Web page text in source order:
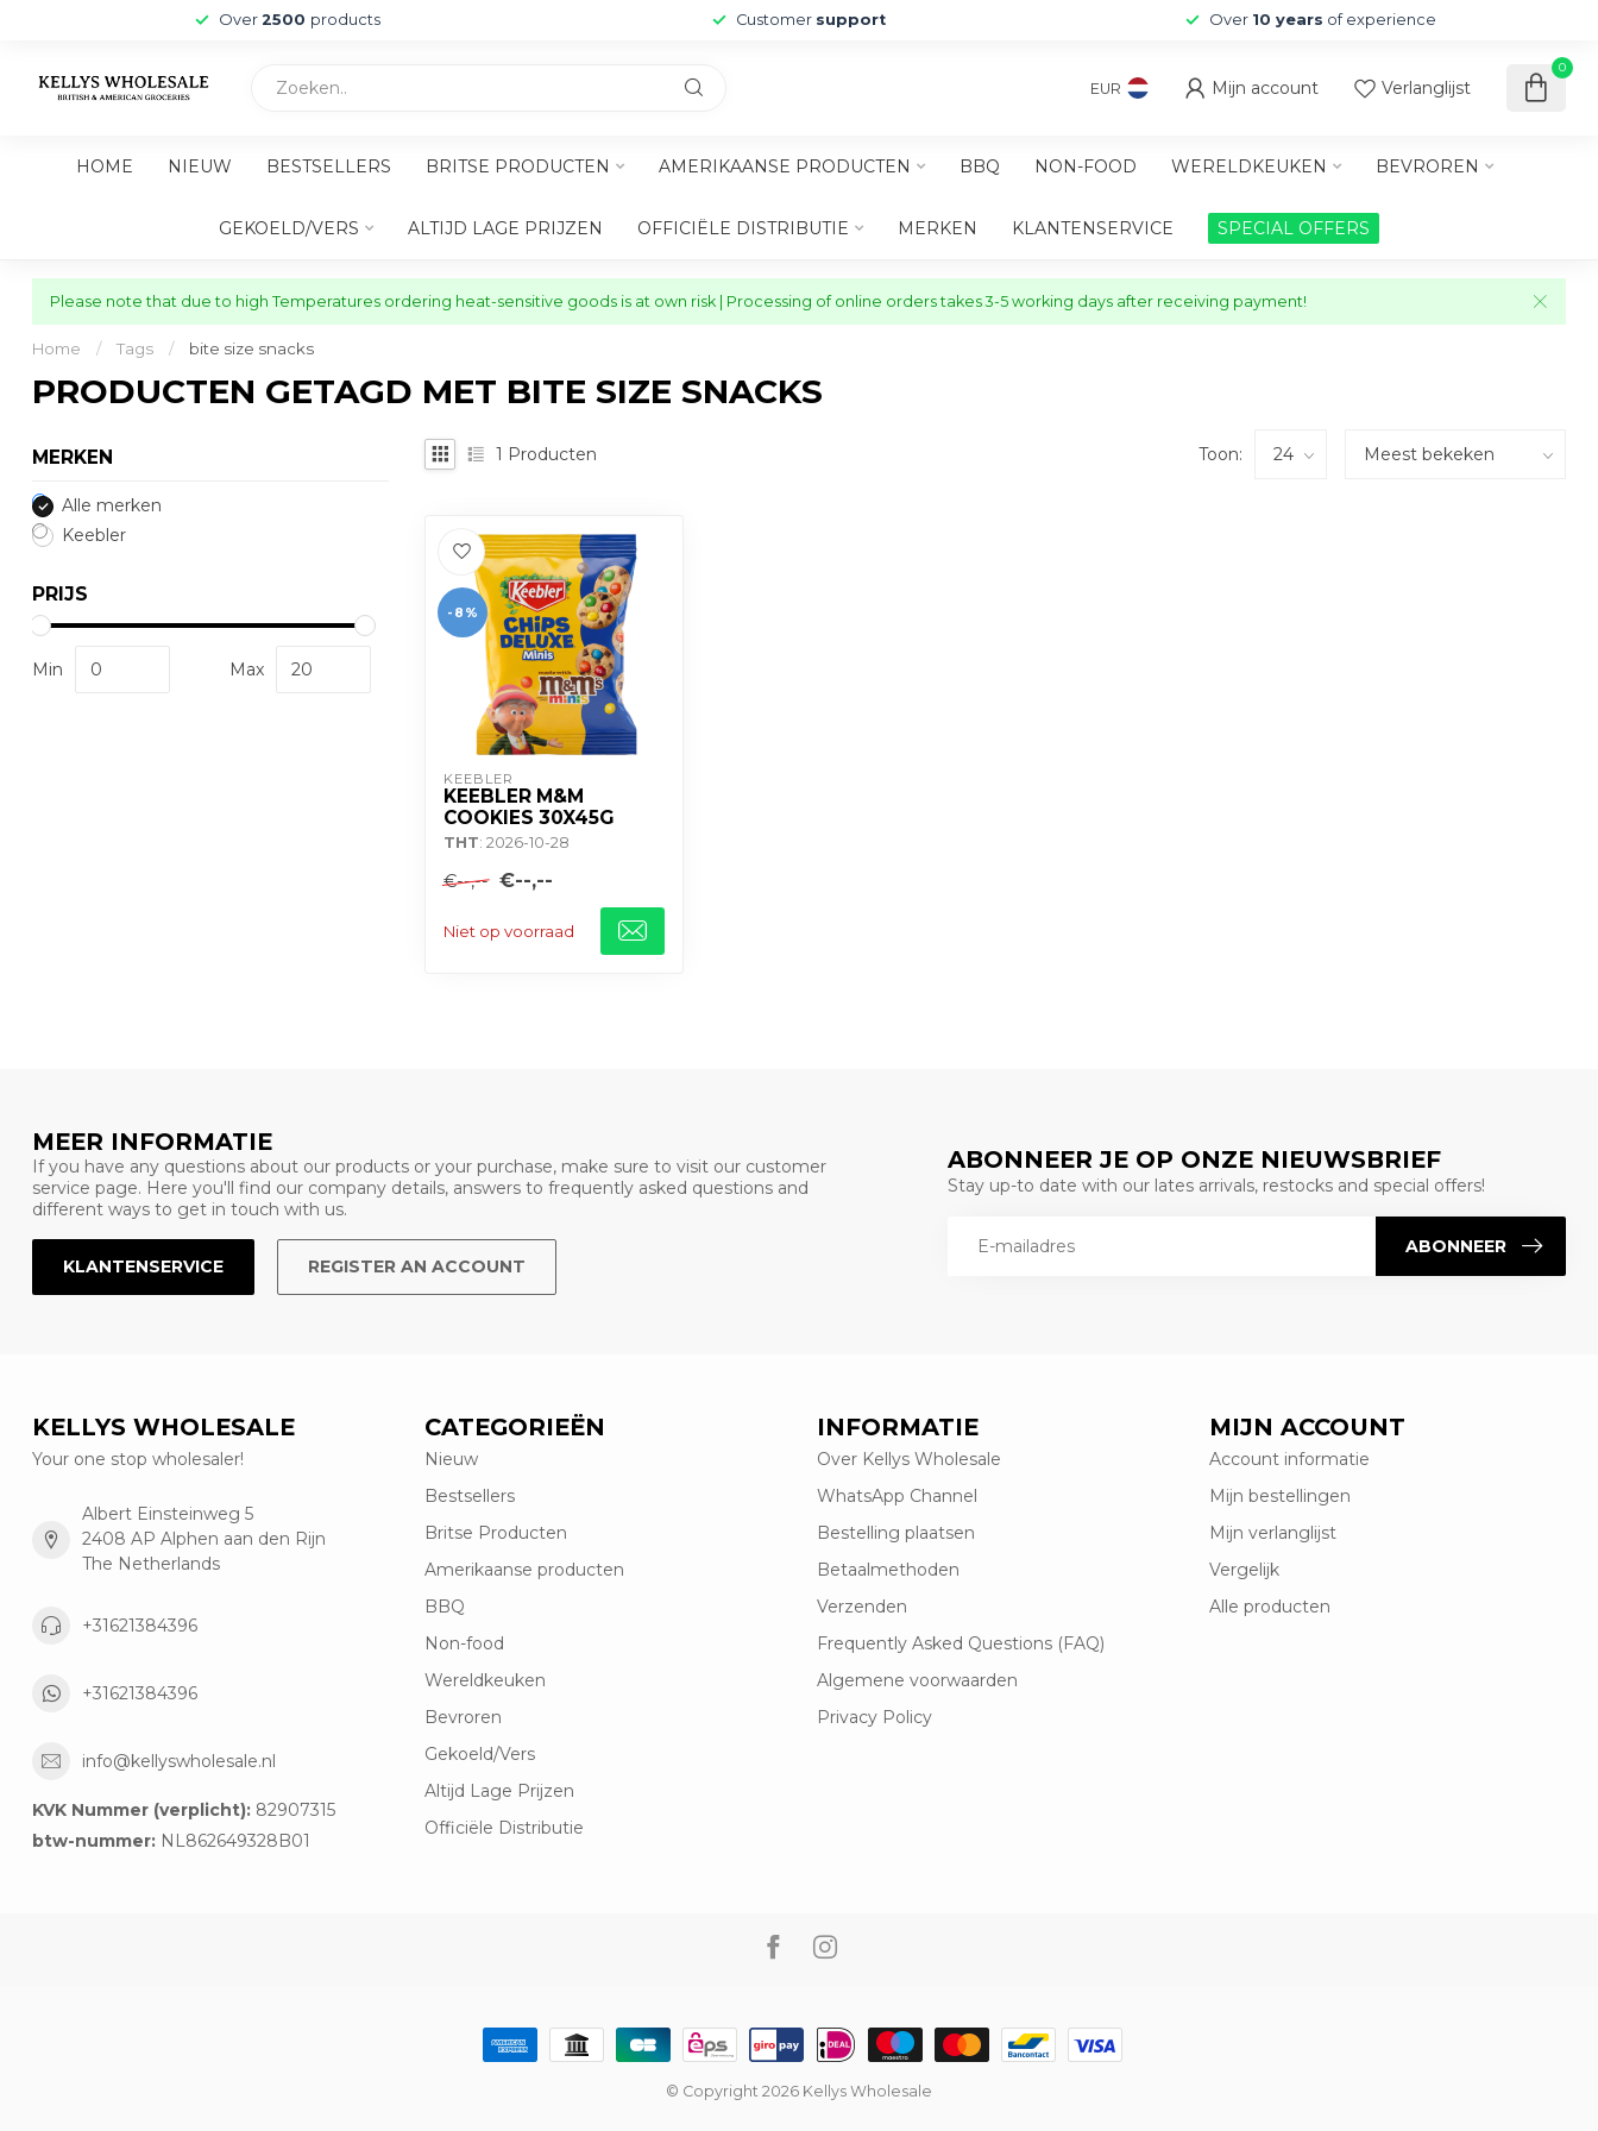
Over 2500 products Customer support Over 10 years of experience
EUR Mijn account Verlanglijst
0
HOME NIEUW BESTSELLERS BRITSE PRODUCTEN AMERIKAANSE PRODUCTEN BBQ NON-FOOD WERELDKEUKEN BEVROREN
GEKOELD/VERS ALTIJD LAGE PRIJZEN OFFICIËLE DISTRIBUTIE MERKEN KLANTENSERVICE SPECIAL OFFERS
Please note that due to high Temperatures ordering heat-sensitive goods is at own risk | Processing of online orders takes 3-5 working days after receiving payment!
Home / Tags / bite size snacks
PRODUCTEN GETAGD MET BITE SIZE SNACKS
MERKEN
Alle merken
Keebler
PRIJS
Min Max
1 Producten Toon:
-8%
KEEBLER
KEEBLER M&M
COOKIES 30X45G
THT: 2026-10-28
€--,-- €--,--
Niet op voorraad
MEER INFORMATIE
If you have any questions about our products or your purchase, make sure to visit our customer
service page. Here you'll find our company details, answers to frequently asked questions and
different ways to get in touch with us.
KLANTENSERVICE REGISTER AN ACCOUNT
ABONNEER JE OP ONZE NIEUWSBRIEF
Stay up-to date with our lates arrivals, restocks and special offers!
ABONNEER
KELLYS WHOLESALE
Your one stop wholesaler!
Albert Einsteinweg 5
2408 AP Alphen aan den Rijn
The Netherlands
+31621384396
+31621384396
info@kellyswholesale.nl
KVK Nummer (verplicht): 82907315
btw-nummer: NL862649328B01
CATEGORIEËN
Nieuw
Bestsellers
Britse Producten
Amerikaanse producten
BBQ
Non-food
Wereldkeuken
Bevroren
Gekoeld/Vers
Altijd Lage Prijzen
Officiële Distributie
INFORMATIE
Over Kellys Wholesale
WhatsApp Channel
Bestelling plaatsen
Betaalmethoden
Verzenden
Frequently Asked Questions (FAQ)
Algemene voorwaarden
Privacy Policy
MIJN ACCOUNT
Account informatie
Mijn bestellingen
Mijn verlanglijst
Vergelijk
Alle producten
© Copyright 2026 Kellys Wholesale